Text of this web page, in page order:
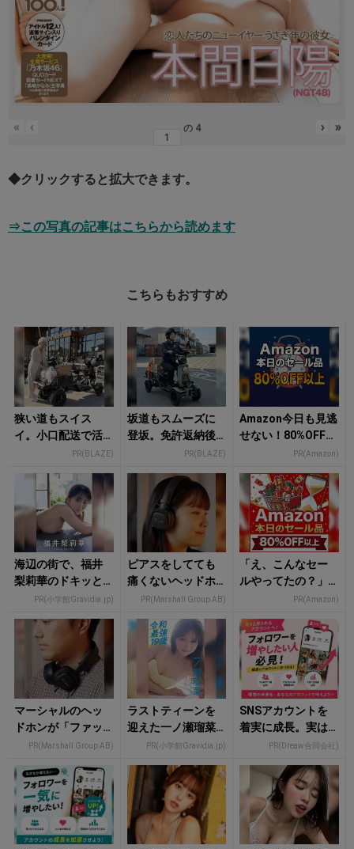
« ‹ の 4 › »
◆クリックすると拡大できます。
⇒この写真の記事はこちらから読めます
こちらもおすすめ
狭い道もスイス
イ。小口配送で活
躍する小さな軽ト
PR(BLAZE)
坂道もスムーズに
登坂。免許返納後
の日常を支えるシ
PR(BLAZE)
Amazon今日も見逃
せない！80%OFF以
上が続々登場PR(Amazon)
海辺の街で、福井
梨莉華のドキッと
する魅力全開！ひ
PR(小学館Gravidia.jp)
ピアスをしてても
痛くないヘッドホ
ンがありました
PR(Marshall Group AB)
「え、こんなセー
ルやってたの？」8
0％OFF以上が続々
気が...
PR(Amazon)
マーシャルのヘッ
ドホンが「ファッ
ション」で終わら
PR(Marshall Group AB)
ラストティーンを
迎えた一ノ瀬瑠菜
がオトナの魅力を
PR(小学館Gravidia.jp)
SNSアカウントを
着実に成長。実は
みんなココ使って
PR(Dreaw合同会社)